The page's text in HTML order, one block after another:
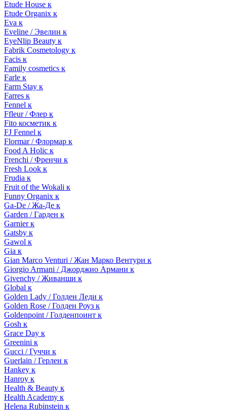
Etude House к
Etude Organix к
Eva к
Eveline / Эвелин к
EyeNlip Beauty к
Fabrik Cosmetology к
Facis к
Family cosmetics к
Farle к
Farm Stay к
Farres к
Fennel к
Ffleur / Флер к
Fito косметик к
FJ Fennel к
Flormar / Флормар к
Food A Holic к
Frenchi / Френчи к
Fresh Look к
Frudia к
Fruit of the Wokali к
Funny Organix к
Ga-De / Жа-Де к
Garden / Гарден к
Garnier к
Gatsby к
Gawol к
Gia к
Gian Marco Venturi / Жан Марко Вентури к
Giorgio Armani / Джорджио Армани к
Givenchy / Живанши к
Global к
Golden Lady / Голден Леди к
Golden Rose / Голден Роуз к
Goldenpoint / Голденпоинт к
Gosh к
Grace Day к
Greenini к
Gucci / Гуччи к
Guerlain / Герлен к
Hankey к
Hanroy к
Health & Beauty к
Health Academy к
Helena Rubinstein к